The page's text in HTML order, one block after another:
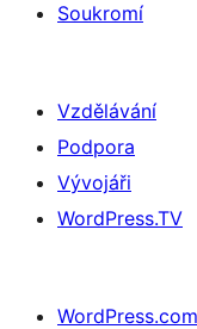
Soukromí
Vzdělávání
Podpora
Vývojáři
WordPress.TV
WordPress.com